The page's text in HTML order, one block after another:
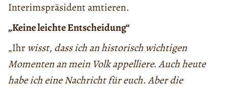
Interimspräsident amtieren.
„Keine leichte Entscheidung“
„Ihr wisst, dass ich an historisch wichtigen
Momenten an mein Volk appelliere. Auch heute
habe ich eine Nachricht für euch. Aber die